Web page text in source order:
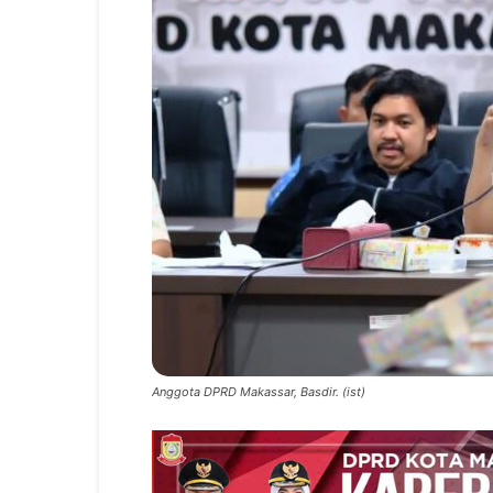
Anggota DPRD Makassar, Basdir. (ist)